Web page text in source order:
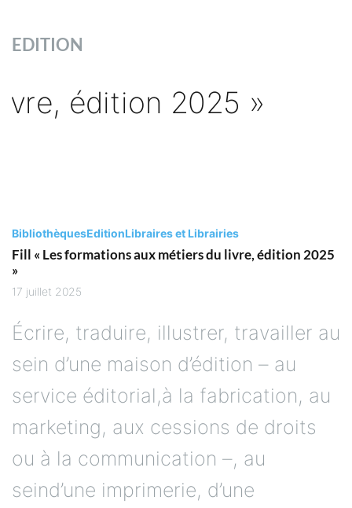
EDITION
BibliothèquesEditionLibraires et Librairies
Fill « Les formations aux métiers du livre, édition 2025
»
17 juillet 2025
Écrire, traduire, illustrer, travailler au
sein d’une maison d’édition – au
service éditorial,à la fabrication, au
marketing, aux cessions de droits
ou à la communication –, au
seind’une imprimerie, d’une